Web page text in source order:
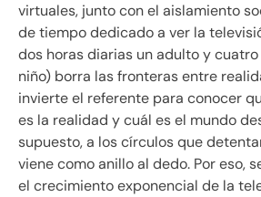
virtuales, junto con el aislamiento
de tiempo dedicado a ver la
dos horas diarias un adulto y
niño) borra las fronteras entre
invierte el referente para conocer
es la realidad y cuál es el mundo
supuesto, a los círculos que
viene como anillo al dedo. Por eso,
el crecimiento exponencial de la